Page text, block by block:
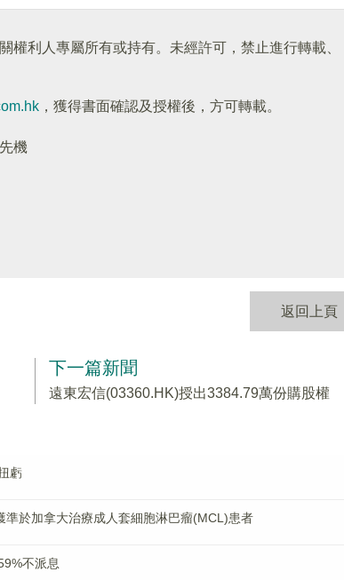
權利人專屬所有或持有。未經許可，禁止進行轉載、
，獲得書面確認及授權後，方可轉載。
機
返回上頁
下一篇新聞
遠東宏信(03360.HK)授出3384.79萬份購股權
虧
於加拿大治療成人套細胞淋巴瘤(MCL)患者
不派息